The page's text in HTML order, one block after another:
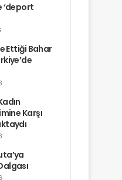
‘deport
Ettiği Bahar
Karşı